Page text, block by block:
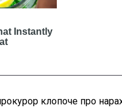
клопоче про